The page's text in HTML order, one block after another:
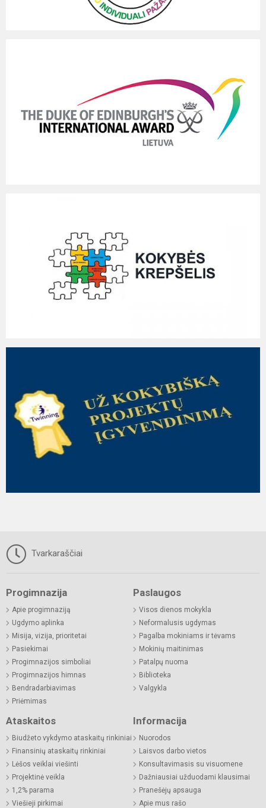
Tvarkaraščiai
Progimnazija
Apie progimnaziją
Ugdymo aplinka
Misija, vizija, prioritetai
Pasiekimai
Progimnazijos simboliai
Progimnazijos himnas
Bendradarbiavimas
Priėmimas
Paslaugos
Visos dienos mokykla
Neformalusis ugdymas
Pagalba mokiniams ir tėvams
Mokinių maitinimas
Patalpų nuoma
Biblioteka
Valgykla
Ataskaitos
Biudžeto vykdymo ataskaitų rinkiniai
Finansinių ataskaitų rinkiniai
Lėšos veiklai viešinti
Projektinė veikla
1,2% parama
Viešieji pirkimai
Informacija
Nuorodos
Laisvos darbo vietos
Konsultavimasis su visuomene
Dažniausiai užduodami klausimai
Pranešėjų apsauga
Apie mus rašo